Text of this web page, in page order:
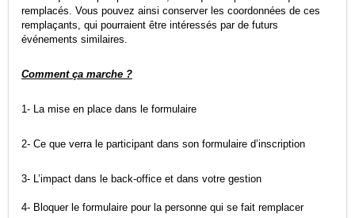
- L'impact dans le back-office et dans votre g
remplacés. Vous pouvez ainsi conserver les coordonnées de ces
remplaçants, qui pourraient être intéressés par de futurs
événements similaires.
Comment ça marche ?
1- La mise en place dans le formulaire
2- Ce que verra le participant dans son formulaire d’inscription
3- L’impact dans le back‑office et dans votre gestion
4- Bloquer le formulaire pour la personne qui se fait remplacer